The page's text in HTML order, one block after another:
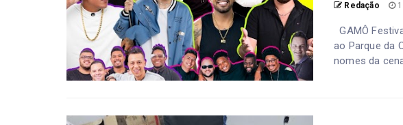
Redação
GAMÔ
ao Parque da
nomes da